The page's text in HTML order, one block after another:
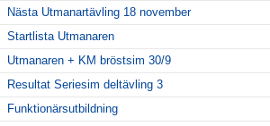
Nästa Utmanartävling 18 november
Startlista Utmanaren
Utmanaren + KM bröstsim 30/9
Resultat Seriesim deltävling 3
Funktionärsutbildning